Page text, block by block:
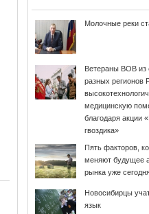
Молочные реки
Ветераны ВОВ из
разных регионов
медицинскую
благодаря акции
гвоздика»
Пять факторов,
меняют будущее
рынка уже
Новосибирцы
язык